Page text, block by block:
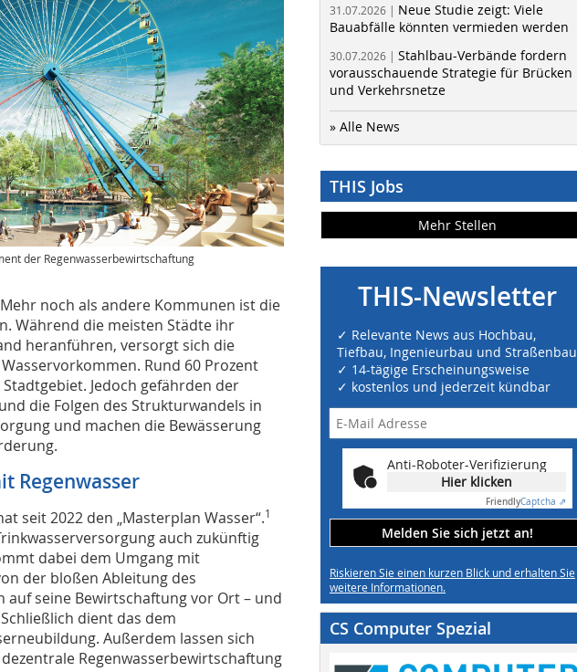
der Regenwasserbewirtschaftung
noch als andere Kommunen ist die
Während die meisten Städte ihr
heranführen, versorgt sich die
Rund 60 Prozent
Jedoch gefährden der
die Folgen des Strukturwandels in
und machen die Bewässerung
Regenwasser
seit 2022 den „Masterplan Wasser“.1
auch zukünftig
dabei dem Umgang mit
der bloßen Ableitung des
seine Bewirtschaftung vor Ort – und
dient das dem
Außerdem lassen sich
Regenwasserbewirtschaftung
31.07.2026 | Neue Studie zeigt: Viele
Bauabfälle könnten vermieden werden
30.07.2026 | Stahlbau-Verbände fordern
vorausschauende Strategie für Brücken
und Verkehrsnetze
» Alle News
THIS Jobs
Mehr Stellen
THIS-Newsletter
✓ Relevante News aus Hochbau,
Tiefbau, Ingenieurbau und Straßenbau
✓ 14-tägige Erscheinungsweise
✓ kostenlos und jederzeit kündbar
Anti-Roboter-Verifizierung
Hier klicken
FriendlyCaptcha ⇗
Melden Sie sich jetzt an!
Riskieren Sie einen kurzen Blick und erhalten Sie
weitere Informationen.
CS Computer Spezial